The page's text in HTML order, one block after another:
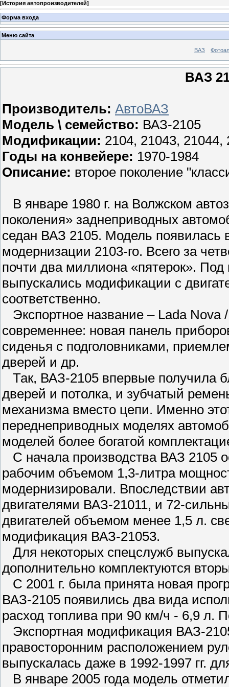
[История автопроизводителей]
Форма входа
Меню сайта
ВАЗ
ВАЗ
Производитель: АвтоВАЗ
Модель \ семейство: ВАЗ-2105
Модификации: 2104, 21043, 21044,
Годы на конвейере: 1970-1984
Описание: второе поколение
В январе 1980 г. на Волжском
поколения» заднеприводных
седан ВАЗ 2105. Модель появилась
модернизации 2103-го. Всего за
почти два миллиона «пятерок».
выпускались модификации с
соответственно.
Экспортное название – Lada Nova
современнее: новая панель
сиденья с подголовниками,
дверей и др.
Так, ВАЗ-2105 впервые получила
дверей и потолка, и зубчатый
механизма вместо цепи. Именно
переднеприводных моделях
моделей более богатой
С начала производства ВАЗ 2105
рабочим объемом 1,3-литра
модернизировали. Впоследствии
двигателями ВАЗ-21011, и 72-
двигателей объемом менее 1,5 л.
модификация ВАЗ-21053.
Для некоторых спецслужб
дополнительно комплектуются
С 2001 г. была принята новая
ВАЗ-2105 появились два вида
расход топлива при 90 км/ч - 6,9 л.
Экспортная модификация ВАЗ-
правосторонним расположением
выпускалась даже в 1992-1997 гг.
В январе 2005 года модель